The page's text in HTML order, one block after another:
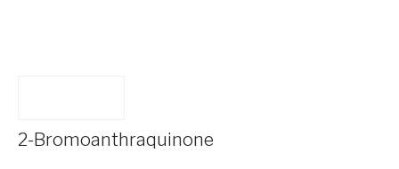
2-Bromoanthraquinone